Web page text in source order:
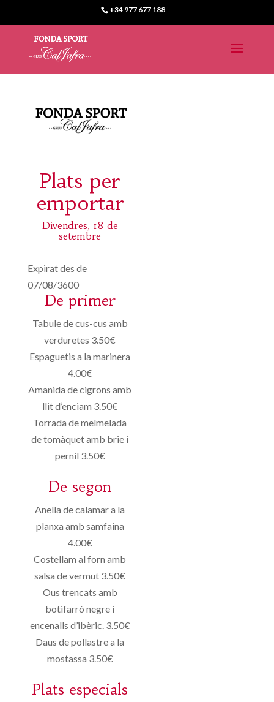
+34 977 677 188
Plats per
emportar
Divendres, 18 de
setembre
Expirat des de
07/08/3600
De primer
Tabule de cus-cus amb
verduretes 3.50€
Espaguetis a la marinera
4.00€
Amanida de cigrons amb
llit d’enciam 3.50€
Torrada de melmelada
de tomàquet amb brie i
pernil 3.50€
De segon
Anella de calamar a la
planxa amb samfaina
4.00€
Costellam al forn amb
salsa de vermut 3.50€
Ous trencats amb
botifarró negre i
encenalls d’ibèric. 3.50€
Daus de pollastre a la
mostassa 3.50€
Plats especials